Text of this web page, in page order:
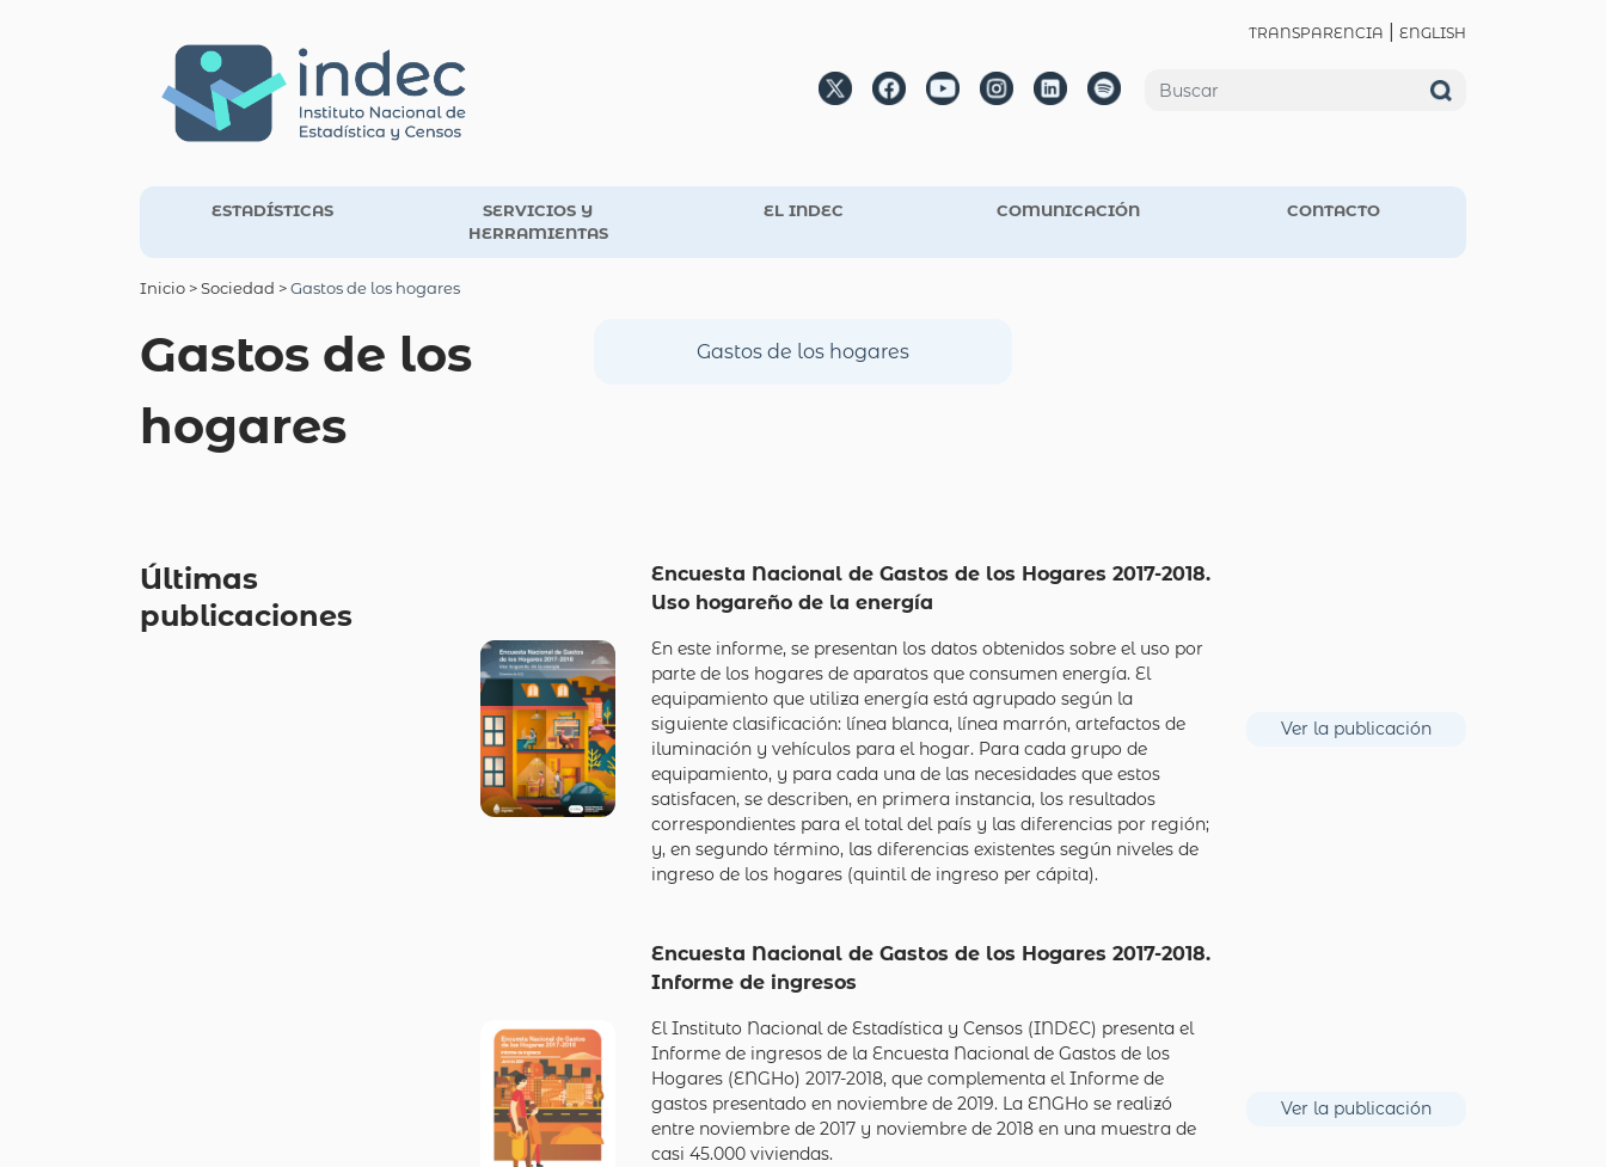
TRANSPARENCIA ENGLISH
ESTADÍSTICAS
SERVICIOS Y
HERRAMIENTAS
EL INDEC COMUNICACIÓN CONTACTO
Inicio > Sociedad >Gastos de los hogares
Gastos de los
hogares
Gastos de los hogares
Últimas
publicaciones
Encuesta Nacional de Gastos de los Hogares 2017-2018.
Uso hogareño de la energía
En este informe, se presentan los datos obtenidos sobre el uso por
parte de los hogares de aparatos que consumen energía. El
equipamiento que utiliza energía está agrupado según la
siguiente clasificación: línea blanca, línea marrón, artefactos de
iluminación y vehículos para el hogar. Para cada grupo de
equipamiento, y para cada una de las necesidades que estos
satisfacen, se describen, en primera instancia, los resultados
correspondientes para el total del país y las diferencias por región;
y, en segundo término, las diferencias existentes según niveles de
ingreso de los hogares (quintil de ingreso per cápita).
Ver la publicación
Encuesta Nacional de Gastos de los Hogares 2017-2018.
Informe de ingresos
El Instituto Nacional de Estadística y Censos (INDEC) presenta el
Informe de ingresos de la Encuesta Nacional de Gastos de los
Hogares (ENGHo) 2017-2018, que complementa el Informe de
gastos presentado en noviembre de 2019. La ENGHo se realizó
entre noviembre de 2017 y noviembre de 2018 en una muestra de
casi 45.000 viviendas.
Ver la publicación